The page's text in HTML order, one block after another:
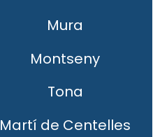
Mura
Montseny
Tona
Martí de Centelles